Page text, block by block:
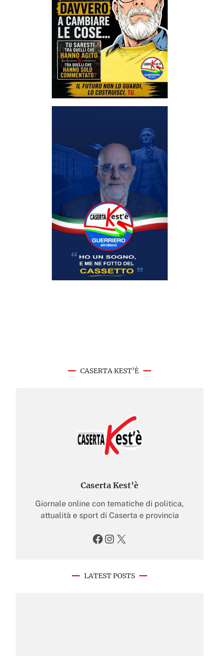
CASERTA KEST’È
Caserta Kest’è
Giornale online con tematiche di politica,
attualità e sport di Caserta e provincia
Facebook Instagram X
LATEST POSTS